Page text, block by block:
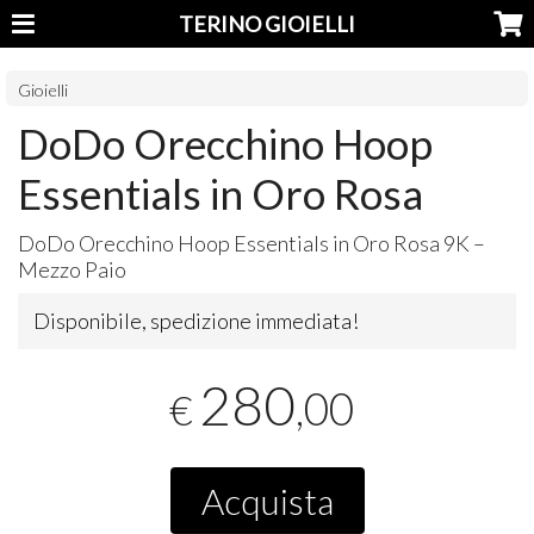
TERINO GIOIELLI
Gioielli
DoDo Orecchino Hoop
Essentials in Oro Rosa
DoDo Orecchino Hoop Essentials in Oro Rosa 9K –
Mezzo Paio
Disponibile, spedizione immediata!
€ 280,00
Acquista